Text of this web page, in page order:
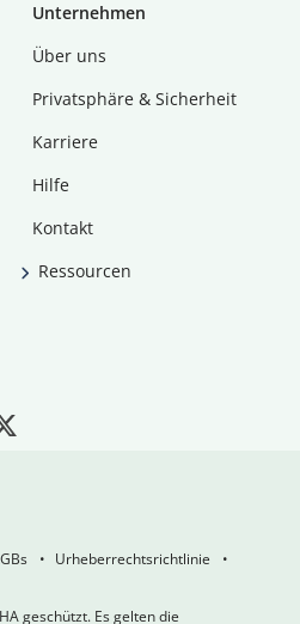
Unternehmen
Über uns
Privatsphäre & Sicherheit
Karriere
Hilfe
Kontakt
Ressourcen
Urheberrechtsrichtlinie
geschützt. Es gelten die